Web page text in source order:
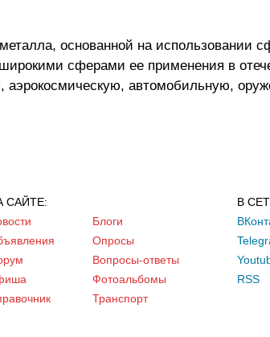
основанной на использовании
сферами ее применения в
автомобильную,
САЙТЕ:
Блоги
Опросы
Вопросы-ответы
Фотоальбомы
Транспорт
В
RSS